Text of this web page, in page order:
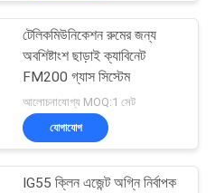
টেলিকমিউনিকেশন রুমের জন্য
অবশিষ্টাংশ ছাড়াই ক্যাবিনেট
FM200 গ্যাস সিস্টেম
আলোচনাযোগ্য MOQ:1 সেট
যোগাযোগ
IG55 ক্লিন এজেন্ট অগ্নি নির্বাপক